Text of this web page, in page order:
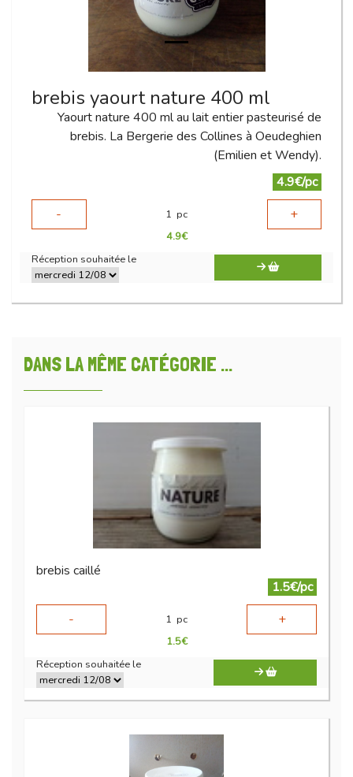
brebis yaourt nature 400 ml
Yaourt nature 400 ml au lait entier pasteurisé de
brebis. La Bergerie des Collines à Oeudeghien
(Emilien et Wendy).
4.9€/pc
-
1 pc +
4.9€
Réception souhaitée le
DANS LA MÊME CATÉGORIE ...
brebis caillé
1.5€/pc
-
1 pc +
1.5€
Réception souhaitée le